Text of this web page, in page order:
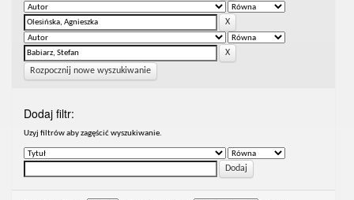
Rozpocznij nowe wyszukiwanie
Dodaj filtr:
Uzyj filtrów aby zagęścić wyszukiwanie.